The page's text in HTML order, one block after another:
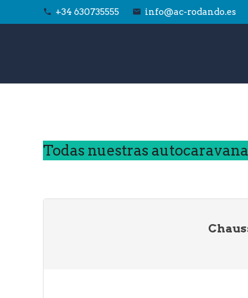
phone +34 630735555 email info@ac-rodando.es
Todas nuestras